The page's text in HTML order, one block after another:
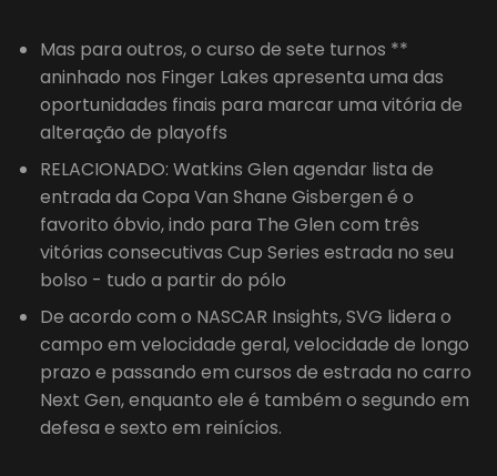
Mas para outros, o curso de sete turnos **
aninhado nos Finger Lakes apresenta uma das
oportunidades finais para marcar uma vitória de
alteração de playoffs
RELACIONADO: Watkins Glen agendar lista de
entrada da Copa Van Shane Gisbergen é o
favorito óbvio, indo para The Glen com três
vitórias consecutivas Cup Series estrada no seu
bolso - tudo a partir do pólo
De acordo com o NASCAR Insights, SVG lidera o
campo em velocidade geral, velocidade de longo
prazo e passando em cursos de estrada no carro
Next Gen, enquanto ele é também o segundo em
defesa e sexto em reinícios.